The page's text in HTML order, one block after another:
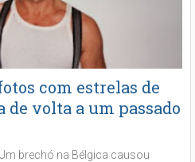
com estrelas de
volta a um passado
brechó na Bélgica causou